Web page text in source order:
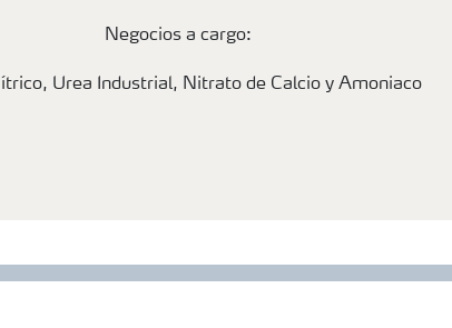
Negocios a cargo:
Urea Industrial, Nitrato de Calcio y Amoniaco